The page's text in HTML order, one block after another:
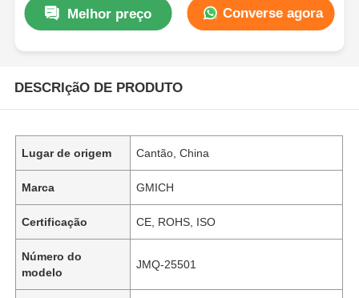
Melhor preço Converse agora
DESCRIçãO DE PRODUTO
Lugar de origem Cantão, China
Marca GMICH
Certificação CE, ROHS, ISO
Número do
modelo
JMQ-25501